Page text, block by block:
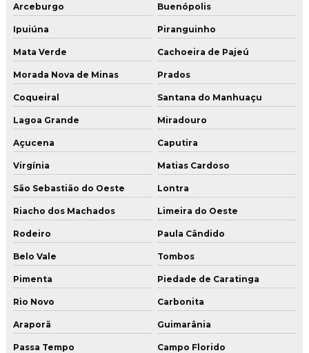
Arceburgo Buenópolis
Ipuiúna Piranguinho
Mata Verde Cachoeira de Pajeú
Morada Nova de Minas Prados
Coqueiral Santana do Manhuaçu
Lagoa Grande Miradouro
Açucena Caputira
Virgínia Matias Cardoso
São Sebastião do Oeste Lontra
Riacho dos Machados Limeira do Oeste
Rodeiro Paula Cândido
Belo Vale Tombos
Pimenta Piedade de Caratinga
Rio Novo Carbonita
Araporã Guimarânia
Passa Tempo Campo Florido